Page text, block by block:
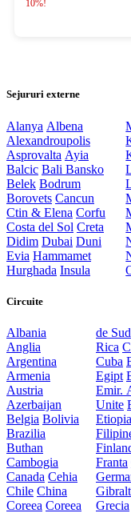
10%!
Sejururi externe
Alanya Albena
Alexandroupolis
Asprovalta Ayia
Balcic Bali Bansko
Belek Bodrum
Borovets Cancun
Ctin & Elena Corfu
Costa del Sol Creta
Didim Dubai Duni
Evia Hammamet
Hurghada Insula
Circuite
Albania
Anglia
Argentina
Armenia
Austria
Azerbaijan
Belgia Bolivia
Brazilia
Buthan
Cambogia
Canada Cehia
Chile China
Coreea Coreea
de Sud
Rica
Cuba
Egipt
Emir.
Unite
Etiopia
Franta
Grecia